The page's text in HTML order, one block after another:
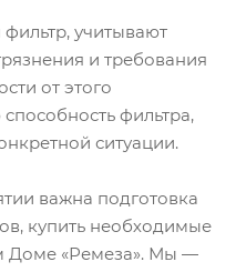
учитывают
и требования
от этого
фильтра,
ситуации.
важна подготовка
купить необходимые
Доме «Ремеза». Мы —